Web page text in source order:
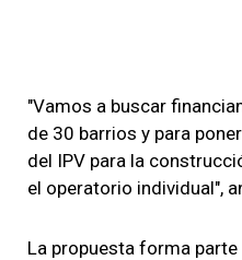
"Vamos a buscar
de 30 barrios y para
del IPV para la
el operatorio individual",
La propuesta forma